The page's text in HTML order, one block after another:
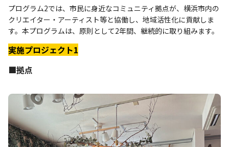
プログラム2では、市民に身近なコミュニティ拠点が、横浜市内の
クリエイター・アーティスト等と協働し、地域活性化に貢献しま
す。本プログラムは、原則として2年間、継続的に取り組みます。
実施プロジェクト1
■拠点